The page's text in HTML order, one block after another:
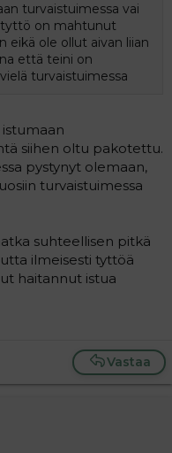
turvaistuimessa vai
tyttö on mahtunut
eikä ole ollut aivan liian
että teini on
turvaistuimessa
siihen oltu pakotettu.
pystynyt olemaan,
turvaistuimessa
suhteellisen pitkä
ilmeisesti tyttöä
haitannut istua
Vastaa